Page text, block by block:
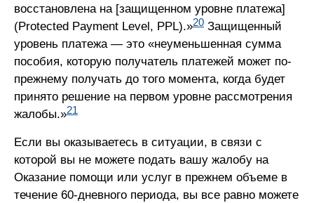
восстановлена на [защищенном уровне платежа]
(Protected Payment Level, PPL).»20 Защищенный
уровень платежа — это «неуменьшенная сумма
пособия, которую получатель платежей может по-
прежнему получать до того момента, когда будет
принято решение на первом уровне рассмотрения
жалобы.»21
Если вы оказываетесь в ситуации, в связи с
которой вы не можете подать вашу жалобу на
Оказание помощи или услуг в прежнем объеме в
течение 60-дневного периода, вы все равно можете